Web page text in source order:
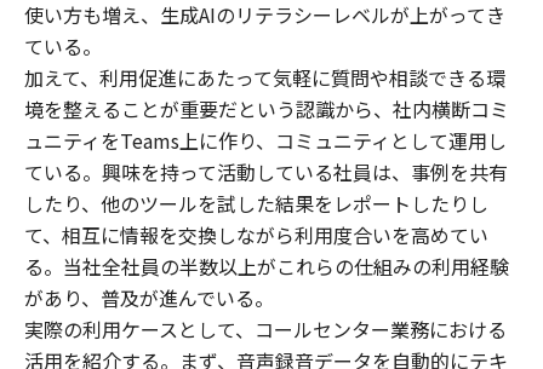
使い方も増え、生成AIのリテラシーレベルが上がってき
ている。
加えて、利用促進にあたって気軽に質問や相談できる環
境を整えることが重要だという認識から、社内横断コミ
ュニティをTeams上に作り、コミュニティとして運用し
ている。興味を持って活動している社員は、事例を共有
したり、他のツールを試した結果をレポートしたりし
て、相互に情報を交換しながら利用度合いを高めてい
る。当社全社員の半数以上がこれらの仕組みの利用経験
があり、普及が進んでいる。
実際の利用ケースとして、コールセンター業務における
活用を紹介する。まず、音声録音データを自動的にテキ